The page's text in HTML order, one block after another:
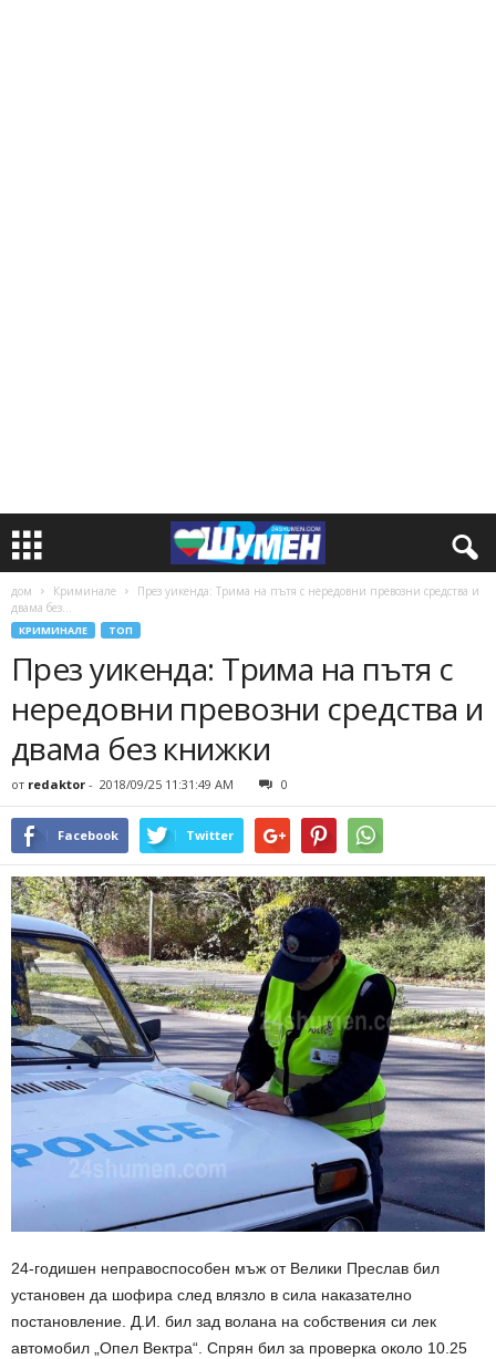
дом Криминале
През уикенда: Трима на пътя с нередовни превозни средства и
двама без...
КРИМИНАЛЕ ТОП
През уикенда: Трима на пътя с
нередовни превозни средства и
двама без книжки
от redaktor - 2018/09/25 11:31:49 AM 0
Facebook Twitter
24-годишен неправоспособен мъж от Велики Преслав бил
установен да шофира след влязло в сила наказателно
постановление. Д.И. бил зад волана на собствения си лек
автомобил „Опел Вектра“. Спрян бил за проверка около 10.25